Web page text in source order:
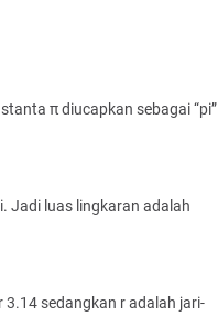
π diucapkan sebagai “pi”
Jadi luas lingkaran adalah
3.14 sedangkan r adalah jari-